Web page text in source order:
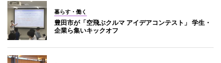
暮らす・働く
豊田市が「空飛ぶクルマ アイデアコンテスト」 学生・
企業ら集いキックオフ